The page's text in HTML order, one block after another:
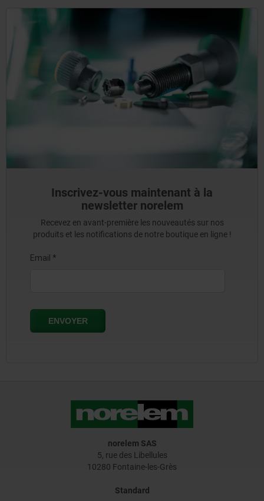
Inscrivez-vous maintenant à la
newsletter norelem
Recevez en avant-première les nouveautés sur nos
produits et les notifications de notre boutique en ligne !
norelem SAS
5, rue des Libellules
10280 Fontaine-les-Grès
Standard